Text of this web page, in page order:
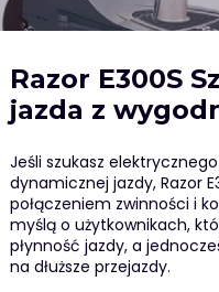
Razor E300S
jazda z
Jeśli szukasz
dynamicznej jazdy, Razor
połączeniem zwinności i
myślą o użytkownikach,
płynność jazdy, a
na dłuższe przejazdy.